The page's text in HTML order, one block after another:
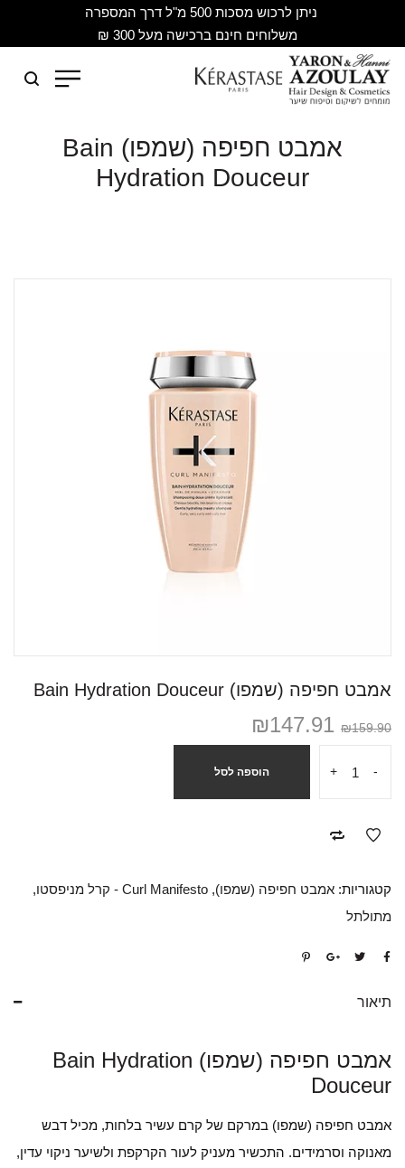
ניתן לרכוש מסכות 500 מ"ל דרך המספרה
משלוחים חינם ברכישה מעל 300 ₪
אמבט חפיפה (שמפו) Bain
Hydration Douceur
אמבט חפיפה (שמפו) Bain Hydration Douceur
₪159.90
₪147.91
-
+ הוספה לסל
קטגוריות: אמבט חפיפה (שמפו), Curl Manifesto - קרל מניפסטו
,
מתולתל
תיאור
אמבט חפיפה (שמפו) Bain Hydration
Douceur
אמבט חפיפה (שמפו) במרקם של קרם עשיר בלחות, מכיל דבש
מאנוקה וסרמידים. התכשיר מעניק לעור הקרקפת ולשיער ניקוי עדין,